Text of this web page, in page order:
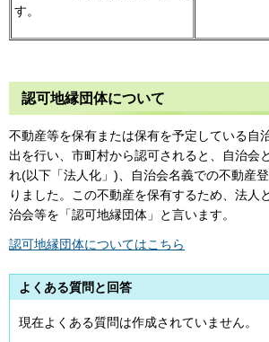
す。
認可地縁団体について
不動産等を保有または保有を予定している自
出を行い、市町村から認可されると、自治会
れ(以下「法人化」)、自治会名義での不動産
りました。この不動産を保有するため、法人
治会等を「認可地縁団体」と言います。
認可地縁団体についてはこちら
よくある質問と回答
現在よくある質問は作成されていません。